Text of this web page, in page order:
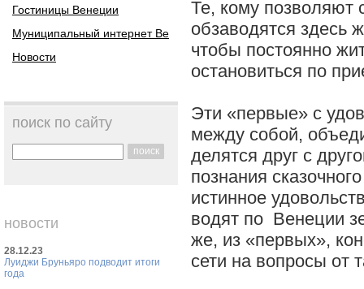
Гостиницы Венеции
Муниципальный интернет Ве
Новости
поиск по сайту
поиск
новости
28.12.23
Луиджи Бруньяро подводит итоги
года
Те, кому позволяют
обзаводятся здесь
чтобы постоянно
остановиться по
Эти «первые» с
между собой,
делятся друг с
познания
истинное
водят по Венеции
же, из «первых»,
сети на вопросы от